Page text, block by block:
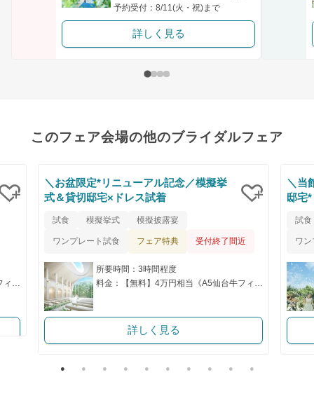
予約受付：8/11(火・祝)まで
詳しく見る
このフェア会場の他のブライダルフェア
＼お盆限定*リニューアル記念／模擬挙
式＆貸切邸宅×ドレス試着
試食 模擬挙式 模擬披露宴
ワンプレート試食 フェア特典 受付終了間近
所要時間：3時間程度
詳しく見る
＼当
邸宅
試食
ワ